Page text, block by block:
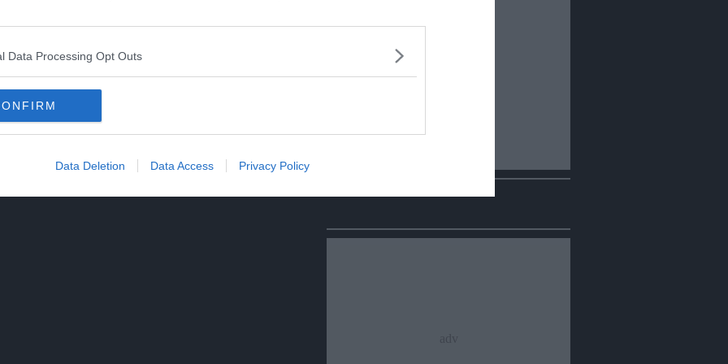
Data Processing Opt Outs
Data Deletion Data Access Privacy Policy
Condividi
Condividi
TwitterCondividi
Mail
Violenza In Famiglia